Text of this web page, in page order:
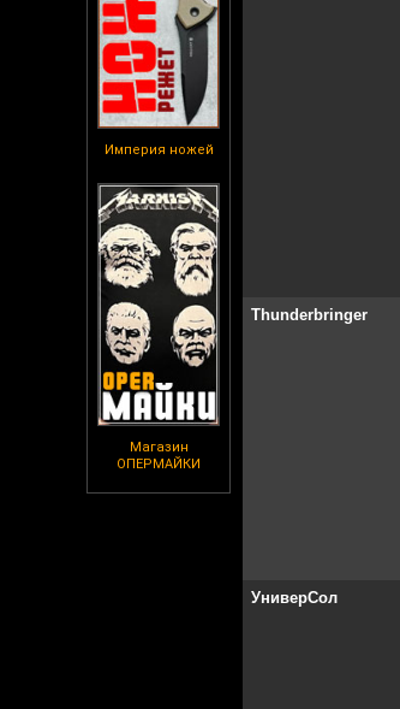
Империя ножей
Магазин
ОПЕРМАЙКИ
Thunderbringer
УниверСол